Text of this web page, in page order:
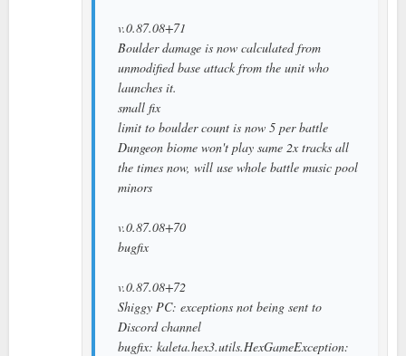
v.0.87.08+71
Boulder damage is now calculated from
unmodified base attack from the unit who
launches it.
small fix
limit to boulder count is now 5 per battle
Dungeon biome won't play same 2x tracks all
the times now, will use whole battle music pool
minors
v.0.87.08+70
bugfix
v.0.87.08+72
Shiggy PC: exceptions not being sent to
Discord channel
bugfix: kaleta.hex3.utils.HexGameException: